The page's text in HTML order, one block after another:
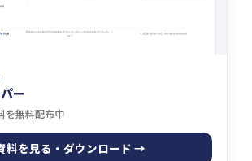
ー
を無料配布中
料を見る・ダウンロード →